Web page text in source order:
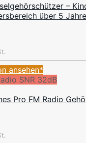
–
über 5 Jahre
ansehen*
SNR 32dB
Pro FM Radio